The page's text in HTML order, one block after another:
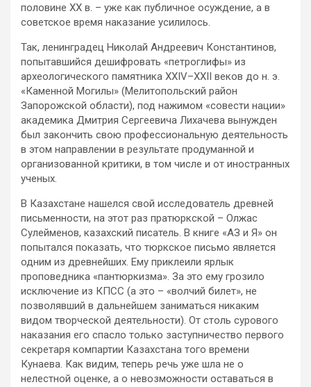
половине XX в. – уже как публичное осуждение, а в
советское время наказание усилилось.
Так, ленинградец Николай Андреевич Константинов,
попытавшийся дешифровать «петроглифы» из
археологического памятника XXIV–XXII веков до н. э.
«Каменной Могилы» (Мелитопольский район
Запорожской области), под нажимом «совести нации»
академика Дмитрия Сергеевича Лихачева вынужден
был закончить свою профессиональную деятельность
в этом направлении в результате продуманной и
организованной критики, в том числе и от иностранных
ученых.
В Казахстане нашелся свой исследователь древней
письменности, на этот раз пратюркской – Олжас
Сулейменов, казахский писатель. В книге «АЗ и Я» он
попытался показать, что тюркское письмо является
одним из древнейших. Ему приклеили ярлык
проповедника «пантюркизма». За это ему грозило
исключение из КПСС (а это – «волчий билет», не
позволявший в дальнейшем заниматься никаким
видом творческой деятельности). От столь сурового
наказания его спасло только заступничество первого
секретаря компартии Казахстана того времени
Кунаева. Как видим, теперь речь уже шла не о
нелестной оценке, а о невозможности оставаться в